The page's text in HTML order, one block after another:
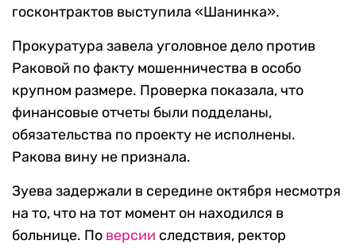
госконтрактов выступила «Шанинка».
Прокуратура завела уголовное дело против
Раковой по факту мошенничества в особо
крупном размере. Проверка показала, что
финансовые отчеты были подделаны,
обязательства по проекту не исполнены.
Ракова вину не признала.
Зуева задержали в середине октября несмотря
на то, что на тот момент он находился в
больнице. По версии следствия, ректор